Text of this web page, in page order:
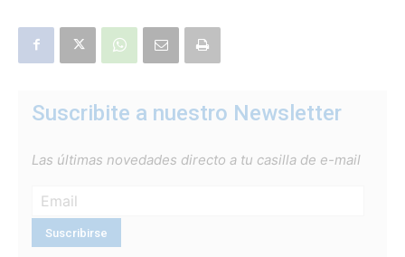
Suscribite a nuestro Newsletter
Las últimas novedades directo a tu casilla de e-mail